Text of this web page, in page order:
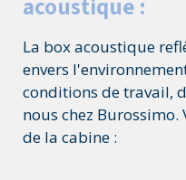
La boxacoustique
envers
conditions de travail,
nous chez
de la cabine :